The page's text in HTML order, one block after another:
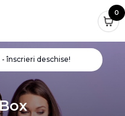
0
înscrieri deschise!